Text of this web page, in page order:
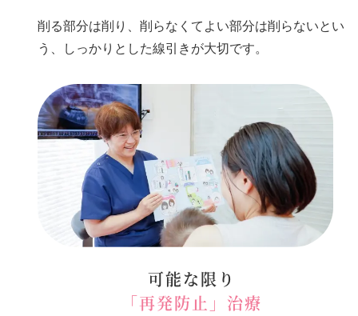
削る部分は削り、削らなくてよい部分は削らないとい
う、しっかりとした線引きが大切です。
可能な限り
「再発防止」治療